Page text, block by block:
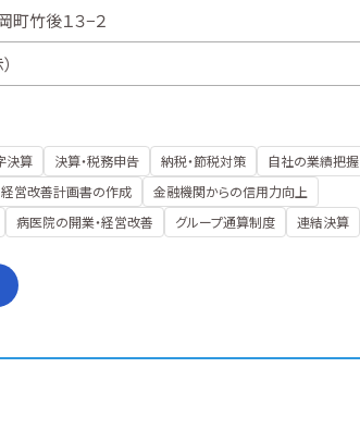
竹後１３−２
）
決算 決算・税務申告 納税・節税対策
自社の業績把握
経営改善計画書の作成
金融機関からの信用力向上
病医院の開業・経営改善 グループ通算制度 連結決算